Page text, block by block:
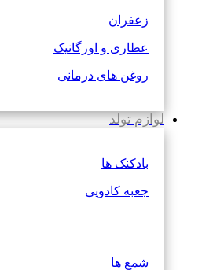
زعفران
عطاری و اورگانیک
روغن های درمانی
لوازم تولد
بادکنک ها
جعبه کادویی
شمع ها